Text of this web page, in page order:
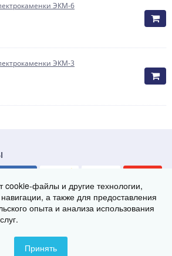
ЭКМ-6
ЭКМ-3
оборудования «ТЭК», 2019-2026
cookie-файлы и другие технологии,
а также для предоставления
опыта и анализа использования
Принять